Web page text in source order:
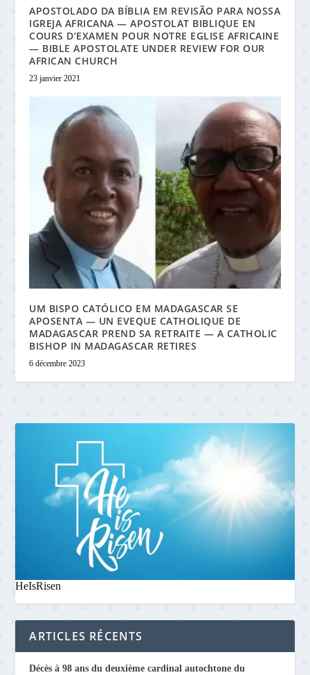
APOSTOLADO DA BÍBLIA EM REVISÃO PARA NOSSA
IGREJA AFRICANA — APOSTOLAT BIBLIQUE EN
COURS D’EXAMEN POUR NOTRE EGLISE AFRICAINE
— BIBLE APOSTOLATE UNDER REVIEW FOR OUR
AFRICAN CHURCH
23 janvier 2021
UM BISPO CATÓLICO EM MADAGASCAR SE
APOSENTA — UN EVEQUE CATHOLIQUE DE
MADAGASCAR PREND SA RETRAITE — A CATHOLIC
BISHOP IN MADAGASCAR RETIRES
6 décembre 2023
HeIsRisen
ARTICLES RÉCENTS
Décès à 98 ans du deuxième cardinal autochtone du